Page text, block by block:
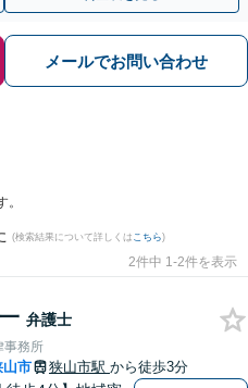
メールでお問い合わせ
(検索結果について詳しくは こちら)
2件中 1-2件を表示
弁護士
事務所
山市 狭山市駅 から徒歩3分